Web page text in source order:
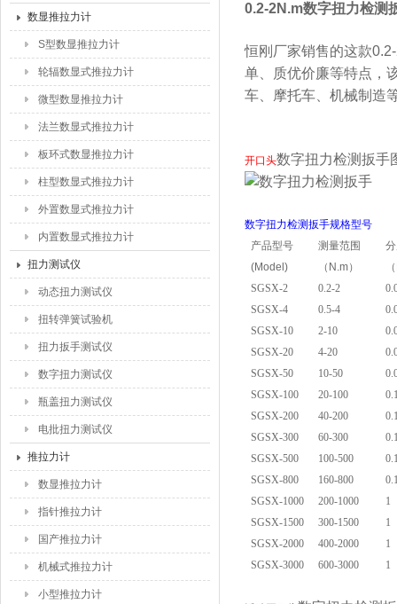
数显推拉力计
S型数显推拉力计
轮辐数显式推拉力计
微型数显推拉力计
法兰数显式推拉力计
板环式数显推拉力计
柱型数显式推拉力计
外置数显式推拉力计
内置数显式推拉力计
扭力测试仪
动态扭力测试仪
扭转弹簧试验机
扭力扳手测试仪
数字扭力测试仪
瓶盖扭力测试仪
电批扭力测试仪
推拉力计
数显推拉力计
指针推拉力计
国产推拉力计
机械式推拉力计
小型推拉力计
0.2-2N.m数字扭力检测
恒刚厂家销售的这款
单、质优价廉等特点，
车、摩托车、机械制造
开口头数字扭力检测扳手
数字扭力检测扳手规格型号
产品型号
(Model)
测量范围
（N.m）
SGSX-2
0.2-2
SGSX-4
0.5-4
SGSX-10
2-10
SGSX-20
4-20
SGSX-50
10-50
SGSX-100
20-100
SGSX-200
40-200
SGSX-300
60-300
SGSX-500
100-500
SGSX-800
160-800
SGSX-1000
200-1000
1
SGSX-1500
300-1500
1
SGSX-2000
400-2000
1
SGSX-3000
600-3000 1